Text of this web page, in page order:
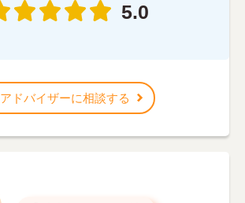
5.0
アドバイザーに相談する